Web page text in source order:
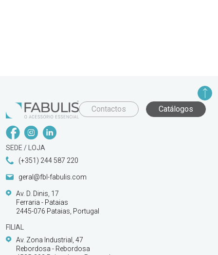
Contactos Catálogos
SEDE / LOJA
(+351) 244 587 220
geral@fbl-fabulis.com
Av. D. Dinis, 17
Ferraria - Pataias
2445-076 Pataias, Portugal
FILIAL
Av. Zona Industrial, 47
Rebordosa - Rebordosa